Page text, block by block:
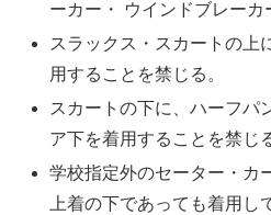
ーカー・ ウインドブレーカ
スラックス・スカートの上
用することを禁じる。
スカートの下に、ハーフパ
ア下を着用することを禁じ
学校指定外のセーター・カ
上着の下であっても着用し